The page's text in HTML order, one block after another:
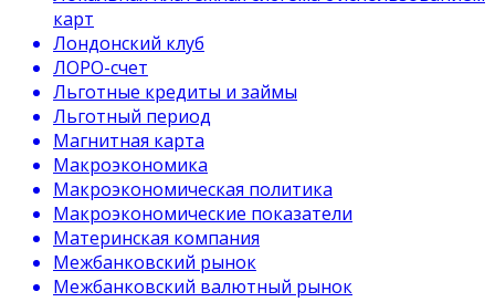
карт
Лондонский клуб
ЛОРО-счет
Льготные кредиты и займы
Льготный период
Магнитная карта
Макроэкономика
Макроэкономическая политика
Макроэкономические показатели
Материнская компания
Межбанковский рынок
Межбанковский валютный рынок